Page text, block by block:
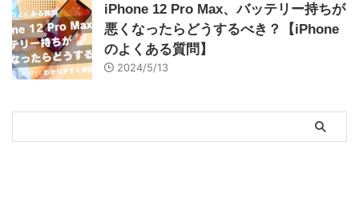
iPhone 12 Pro Max、バッテリー持ちが
悪くなったらどうするべき？【iPhone
のよくある質問】
2024/5/13